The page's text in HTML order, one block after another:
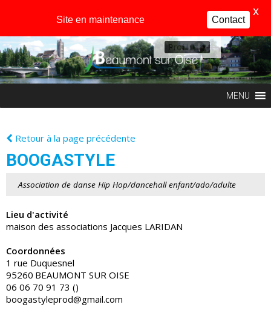
Profil
MENU
Retour à la page précédente
BOOGASTYLE
Association de danse Hip Hop/dancehall enfant/ado/adulte
Lieu d'activité
maison des associations Jacques LARIDAN
Coordonnées
1 rue Duquesnel
95260 BEAUMONT SUR OISE
06 06 70 91 73 ()
boogastyleprod@gmail.com
Site en maintenance Contact
X